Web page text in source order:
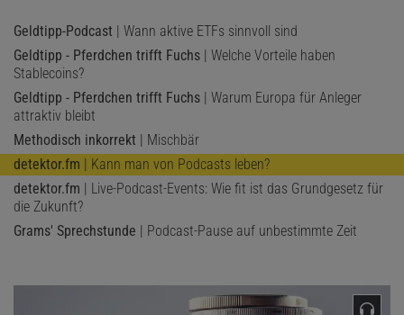
Geldtipp-Podcast | Wann aktive ETFs sinnvoll sind
Geldtipp - Pferdchen trifft Fuchs | Welche Vorteile haben
Stablecoins?
Geldtipp - Pferdchen trifft Fuchs | Warum Europa für Anleger
attraktiv bleibt
Methodisch inkorrekt | Mischbär
detektor.fm | Kann man von Podcasts leben?
detektor.fm | Live-Podcast-Events: Wie fit ist das Grundgesetz für
die Zukunft?
Grams' Sprechstunde | Podcast-Pause auf unbestimmte Zeit